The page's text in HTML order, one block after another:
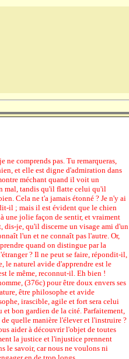
comprends pas. Tu remarqueras,
et elle est digne d'admiration dans
méchant quand il voit un
mal, tandis qu'il flatte celui qu'il
Cela ne t'a jamais étonné ? Je n'y ai
il ; mais il est évident que le chien
une jolie façon de sentir, et vraiment
dis-je, qu'il discerne un visage ami d'un
l'un et ne connaît pas l'autre. Or,
quand on distingue par la
? Il ne peut se faire, répondit-il,
le naturel avide d'apprendre est le
le même, reconnut-il. Eh bien !
(376c) pour être doux envers ses
être philosophe et avide
irascible, agile et fort sera celui
et bon gardien de la cité. Parfaitement,
quelle manière l'élever et l'instruire ?
aider à découvrir l'objet de toutes
la justice et l'injustice prennent
le savoir, car nous ne voulons ni